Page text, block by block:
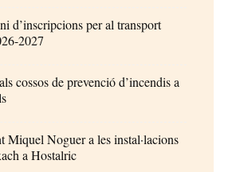
d’inscripcions per al transport
2027
cossos de prevenció d’incendis a
Miquel Noguer a les instal·lacions
a Hostalric